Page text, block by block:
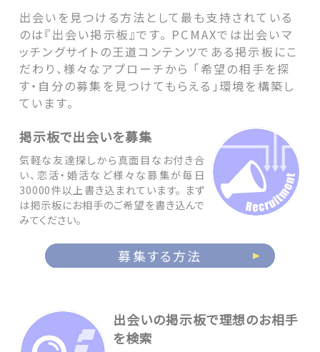
出会いを見つける方法として最も支持されている
のは『出会い掲示板』です。 PCMAXでは出会いマ
ッチングサイトの王道コンテンツである掲示板にこ
だわり、様々なアプローチから 「希望の相手を探
す・自分の募集を見つけてもらえる」環境を構築し
ています。
掲示板で出会いを募集
気軽な友達探しから真面目なお付き合
い、恋活・婚活など様々な募集が毎日
30000件以上書き込まれています。 まず
は掲示板にお相手のご希望を書き込んで
みてください。
募集する方法
出会いの掲示板で理想のお相手
を検索